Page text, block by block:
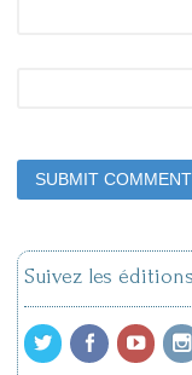
Suivez les